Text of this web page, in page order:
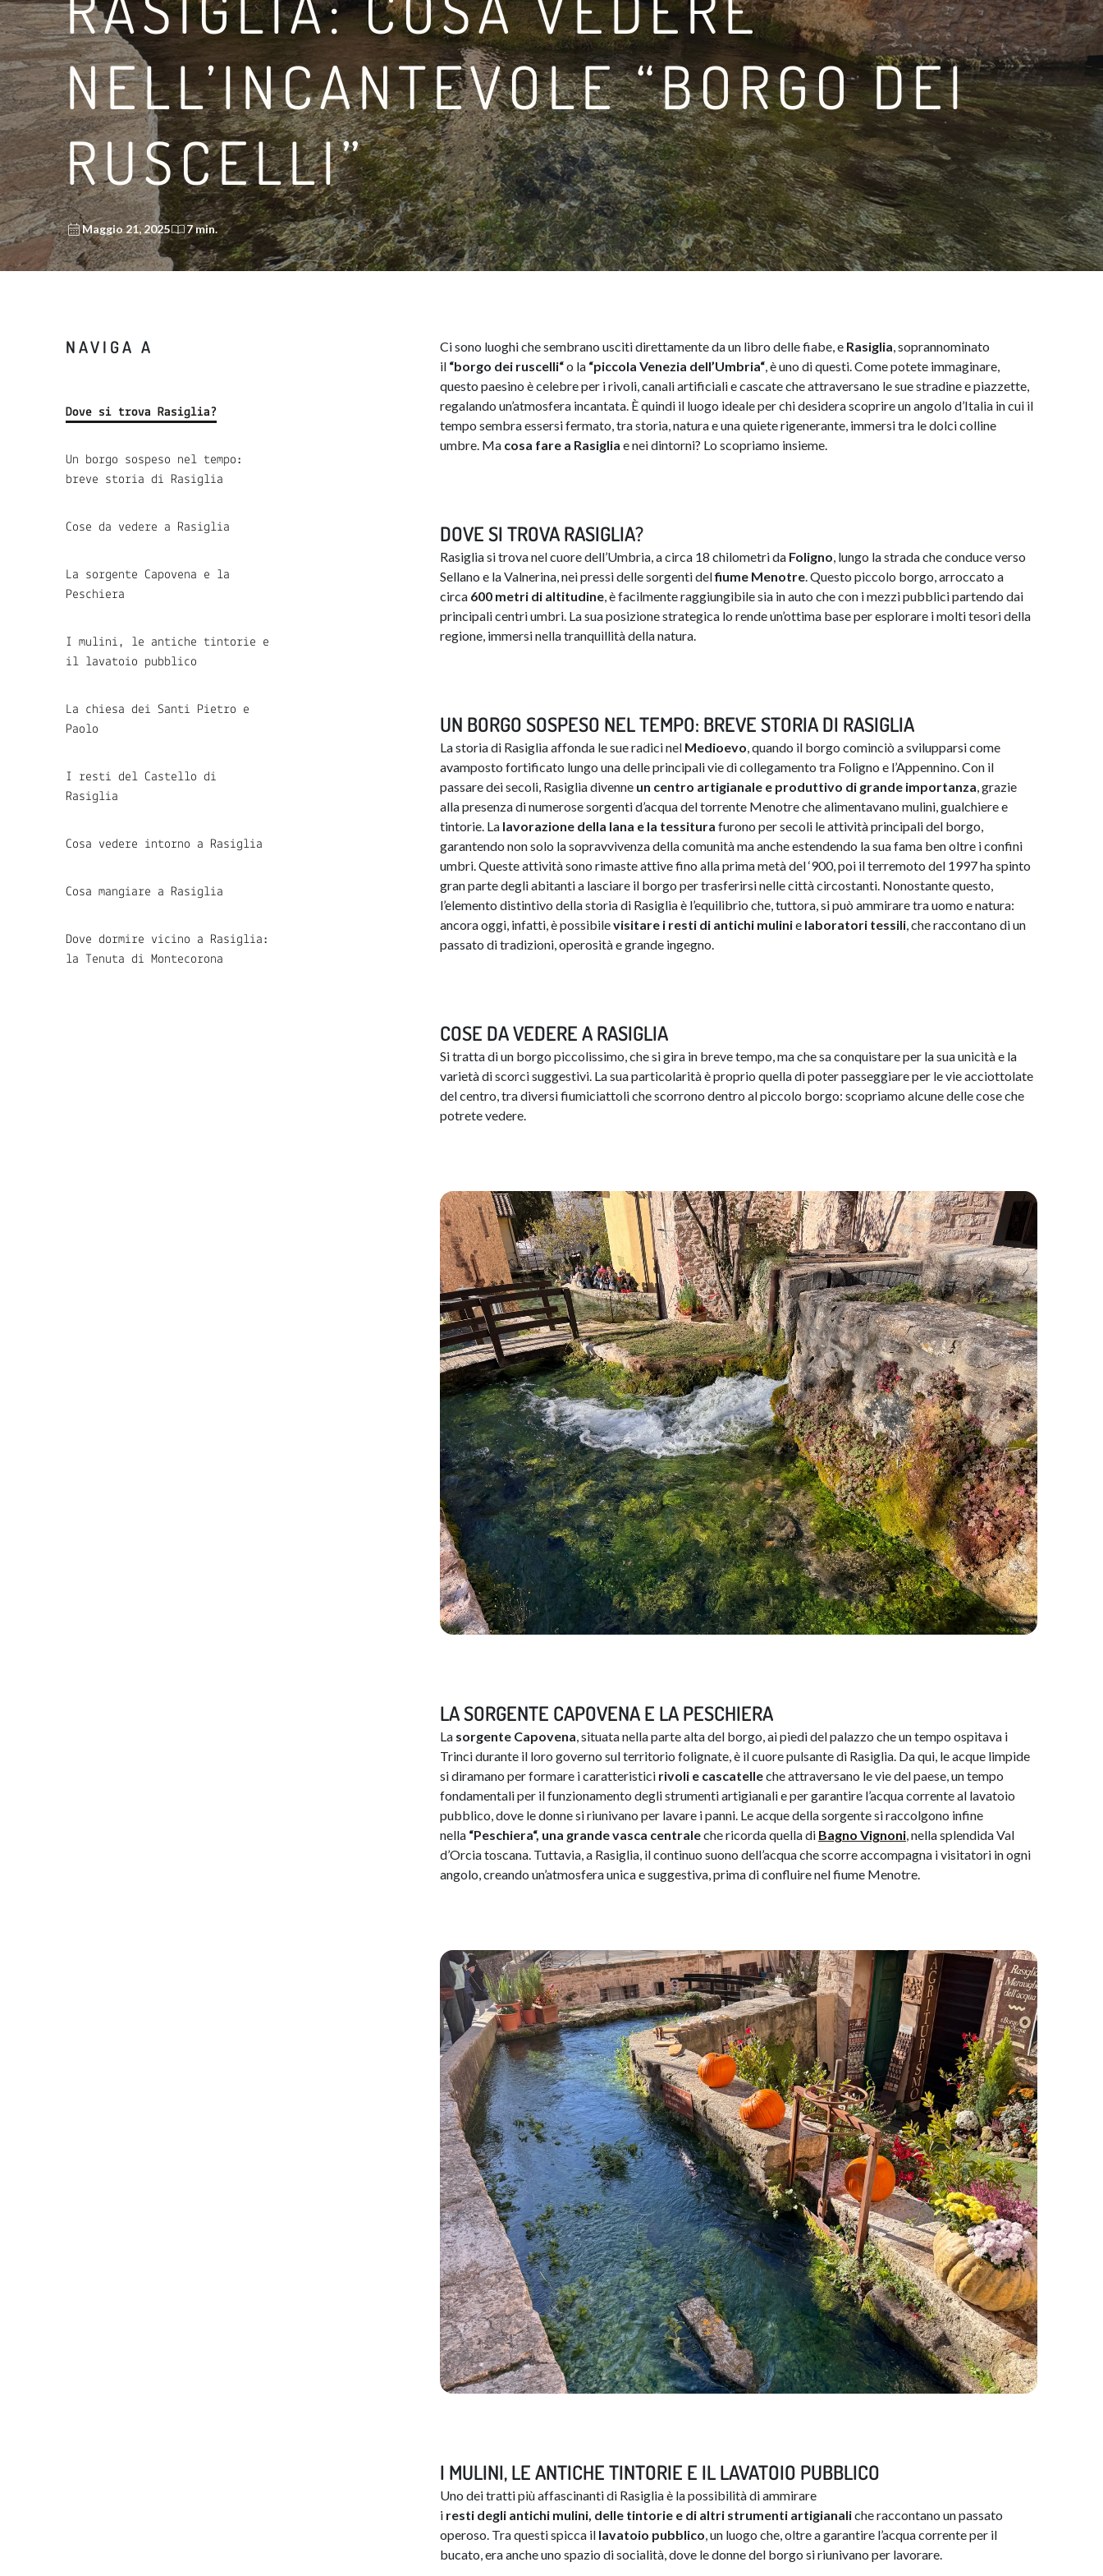
NELL’INCANTEVOLE “BORGO DEI
RUSCELLI”
Maggio 21, 2025 7 min.
NAVIGA A
Dove si trova Rasiglia?
Un borgo sospeso nel tempo:
breve storia di Rasiglia
Cose da vedere a Rasiglia
La sorgente Capovena e la
Peschiera
I mulini, le antiche tintorie e
il lavatoio pubblico
La chiesa dei Santi Pietro e
Paolo
I resti del Castello di
Rasiglia
Cosa vedere intorno a Rasiglia
Cosa mangiare a Rasiglia
Dove dormire vicino a Rasiglia:
la Tenuta di Montecorona
​Ci sono luoghi che sembrano usciti direttamente da un libro delle fiabe, e Rasiglia, soprannominato
il “borgo dei ruscelli“o la “piccola Venezia dell’Umbria“, è uno di questi. Come potete immaginare,
questo paesino è celebre per i rivoli, canali artificiali e cascate che attraversano le sue stradine e piazzette,
regalando un’atmosfera incantata. È quindi il luogo ideale per chi desidera scoprire un angolo d’Italia in cui il
tempo sembra essersi fermato, tra storia, natura e una quiete rigenerante, immersi tra le dolci colline
umbre. Ma cosa fare a Rasiglia e nei dintorni? Lo scopriamo insieme.
DOVE SI TROVA RASIGLIA?
Rasiglia si trova nel cuore dell’Umbria, a circa 18 chilometri da Foligno, lungo la strada che conduce verso
Sellano e la Valnerina, nei pressi delle sorgenti delfiume Menotre. Questo piccolo borgo, arroccato a
circa 600 metri di altitudine, è facilmente raggiungibile sia in auto che con i mezzi pubblici partendo dai
principali centri umbri. La sua posizione strategica lo rende un’ottima base per esplorare i molti tesori della
regione, immersi nella tranquillità della natura.
UN BORGO SOSPESO NEL TEMPO: BREVE STORIA DI RASIGLIA
La storia di Rasiglia affonda le sue radici nel Medioevo, quando il borgo cominciò a svilupparsi come
avamposto fortificato lungo una delle principali vie di collegamento tra Foligno e l’Appennino. Con il
passare dei secoli, Rasiglia divenne un centro artigianale e produttivo di grande importanza, grazie
alla presenza di numerose sorgenti d’acqua del torrente Menotre che alimentavano mulini, gualchiere e
tintorie. La lavorazione della lana e la tessitura furono per secoli le attività principali del borgo,
garantendo non solo la sopravvivenza della comunità ma anche estendendo la sua fama ben oltre i confini
umbri. Queste attività sono rimaste attive fino alla prima metà del ‘900, poi il terremoto del 1997 ha spinto
gran parte degli abitanti a lasciare il borgo per trasferirsi nelle città circostanti. Nonostante questo,
l’elemento distintivo della storia di Rasiglia è l’equilibrio che, tuttora, si può ammirare tra uomo e natura:
ancora oggi, infatti, è possibilevisitare i resti di antichi mulinie laboratori tessili, che raccontano di un
passato di tradizioni, operosità e grande ingegno.
COSE DA VEDERE A RASIGLIA
Si tratta di un borgo piccolissimo, che si gira in breve tempo, ma che sa conquistare per la sua unicità e la
varietà di scorci suggestivi. La sua particolarità è proprio quella di poter passeggiare per le vie acciottolate
del centro, tra diversi fiumiciattoli che scorrono dentro al piccolo borgo: scopriamo alcune delle cose che
potrete vedere.​
LA SORGENTE CAPOVENA E LA PESCHIERA
La sorgente Capovena, situata nella parte alta del borgo, ai piedi del palazzo che un tempo ospitava i
Trinci durante il loro governo sul territorio folignate, è il cuore pulsante di Rasiglia. Da qui, le acque limpide
si diramano per formare i caratteristici rivoli e cascatelleche attraversano le vie del paese, un tempo
fondamentali per il funzionamento degli strumenti artigianali e per garantire l’acqua corrente al lavatoio
pubblico, dove le donne si riunivano per lavare i panni. Le acque della sorgente si raccolgono infine
nella “Peschiera“, una grandevasca centraleche ricorda quella di Bagno V​ignoni, nella splendida Val
d’Orcia toscana. Tuttavia, a Rasiglia, il continuo suono dell’acqua che scorre accompagna i visitatori in ogni
angolo, creando un’atmosfera unica e suggestiva, prima di confluire nel fiume Menotre.
I MULINI, LE ANTICHE TINTORIE E IL LAVATOIO PUBBLICO
Uno dei tratti più affascinanti di Rasiglia è la possibilità di ammirare
i resti degli antichi mulini, delle tintorie e di altri strumenti artigianaliche raccontano un passato
operoso. Tra questi spicca il lavatoio pubblico, un luogo che, oltre a garantire l’acqua corrente per il
bucato, era anche uno spazio di socialità, dove le donne del borgo si riunivano per lavorare.